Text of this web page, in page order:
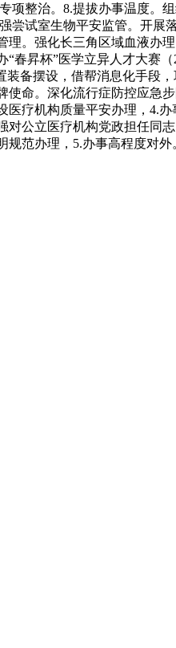
整治。8.提拔办事温度。
试室生物平安监管。开
。强化长三角区域血液办
昇杯”医学立异人才大赛
备摆设，借帮消息化手段
命。深化流行症防控应急
疗机构质量平安办理，4.
公立医疗机构党政担任同
范办理，5.办事高程度对